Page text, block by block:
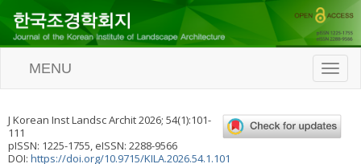
T
o
l
e
MENU
J Korean Inst Landsc Archit2026; 54(1):101-
111
pISSN: 1225-1755, eISSN: 2288-9566
DOI: https://doi.org/10.9715/KILA.2026.54.1.101